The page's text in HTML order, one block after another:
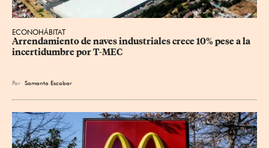
ECONOHÁBITAT
Arrendamiento de naves industriales crece 10% pese a la
incertidumbre por T-MEC
Por Samanta Escobar